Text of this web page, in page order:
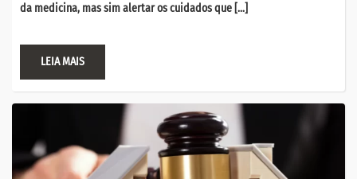
da medicina, mas sim alertar os cuidados que […]
LEIA MAIS